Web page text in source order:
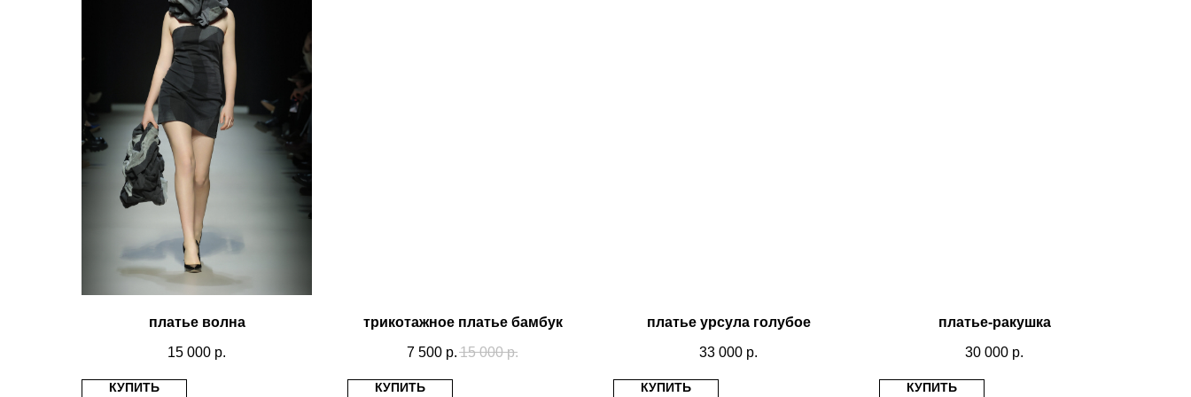
платье волна
15 000 р.
КУПИТЬ
трикотажное платье бамбук
7 500 р. 15 000 р.
КУПИТЬ
платье урсула голубое
33 000 р.
КУПИТЬ
платье-ракушка
30 000 р.
КУПИТЬ